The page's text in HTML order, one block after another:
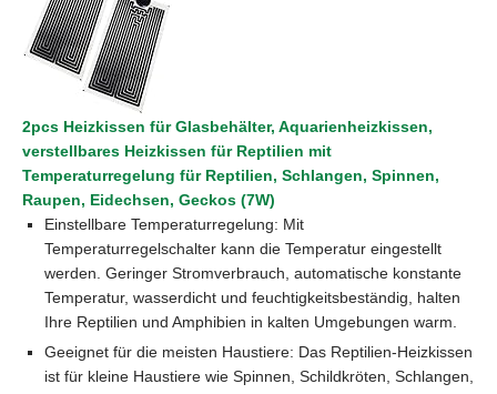
2pcs Heizkissen für Glasbehälter, Aquarienheizkissen,
verstellbares Heizkissen für Reptilien mit
Temperaturregelung für Reptilien, Schlangen, Spinnen,
Raupen, Eidechsen, Geckos (7W)
Einstellbare Temperaturregelung: Mit
Temperaturregelschalter kann die Temperatur eingestellt
werden. Geringer Stromverbrauch, automatische konstante
Temperatur, wasserdicht und feuchtigkeitsbeständig, halten
Ihre Reptilien und Amphibien in kalten Umgebungen warm.
Geeignet für die meisten Haustiere: Das Reptilien-Heizkissen
ist für kleine Haustiere wie Spinnen, Schildkröten, Schlangen,